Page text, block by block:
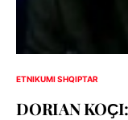
ETNIKUMI SHQIPTAR
DORIAN